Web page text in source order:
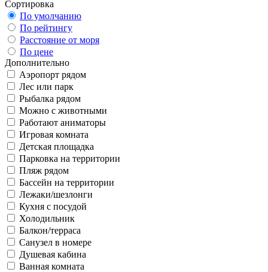
Сортировка
По умолчанию
По рейтингу
Расстояние от моря
По цене
Дополнительно
Аэропорт рядом
Лес или парк
Рыбалка рядом
Можно с животными
Работают аниматоры
Игровая комната
Детская площадка
Парковка на территории
Пляж рядом
Бассейн на территории
Лежаки/шезлонги
Кухня с посудой
Холодильник
Балкон/терраса
Санузел в номере
Душевая кабина
Ванная комната